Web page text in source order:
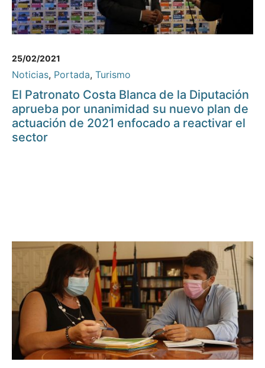
25/02/2021
Noticias, Portada, Turismo
El Patronato Costa Blanca de la Diputación
aprueba por unanimidad su nuevo plan de
actuación de 2021 enfocado a reactivar el
sector